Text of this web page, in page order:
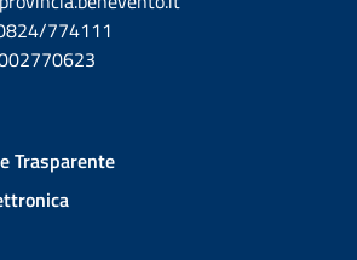
774111
Trasparente